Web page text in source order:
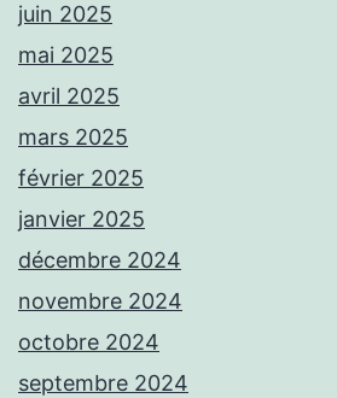
juin 2025
mai 2025
avril 2025
mars 2025
février 2025
janvier 2025
décembre 2024
novembre 2024
octobre 2024
septembre 2024